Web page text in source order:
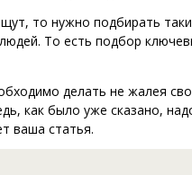
то нужно подбирать
То есть подбор
делать не жалея
как было уже сказано,
ваша статья.